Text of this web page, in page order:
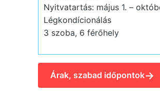
Nyitvatartás: május 1. –
Légkondícionálás
3 szoba, 6 férőhely
Árak, szabad időpontok→